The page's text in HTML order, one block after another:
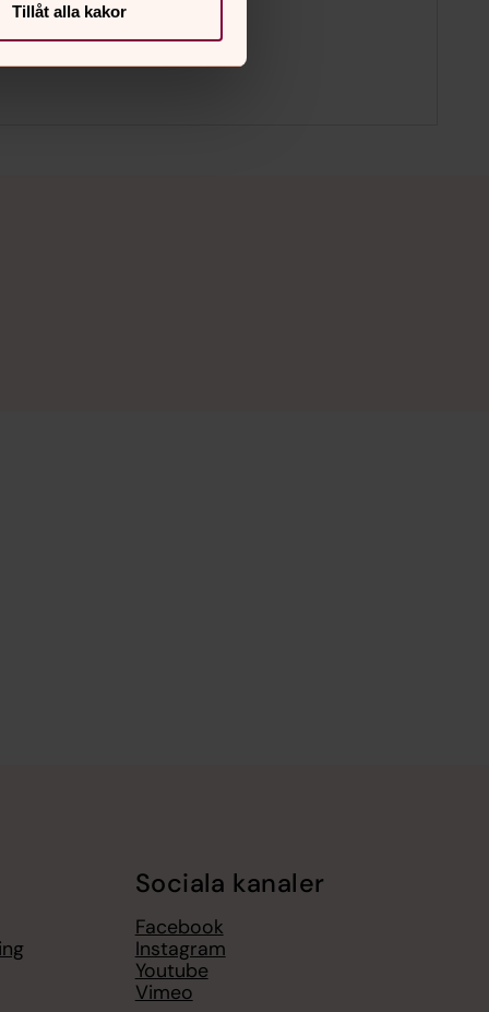
Tillåt alla kakor
Sociala kanaler
Facebook
Instagram
Youtube
Vimeo